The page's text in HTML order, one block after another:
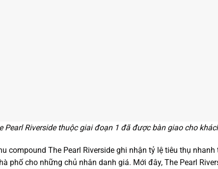
Pearl Riverside thuộc giai đoạn 1 đã được bàn giao cho
compound The Pearl Riverside ghi nhận tỷ lệ tiêu thụ
phố cho những chủ nhân danh giá. Mới đây, The Pearl